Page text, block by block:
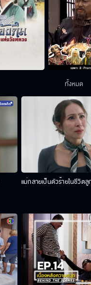
แม่กลายเป็นตัวร้ายในชีวิตลู
ทั้งหมด